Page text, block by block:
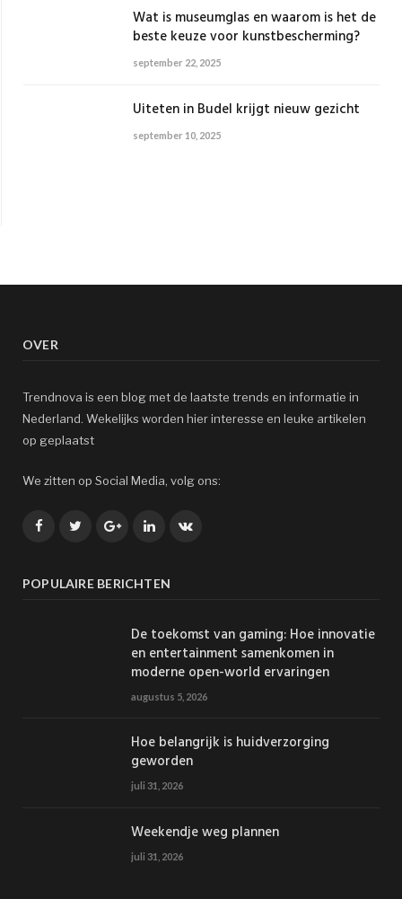
Wat is museumglas en waarom is het de
beste keuze voor kunstbescherming?
september 22, 2025
Uiteten in Budel krijgt nieuw gezicht
september 10, 2025
OVER
Trendnova is een blog met de laatste trends en informatie in
Nederland. Wekelijks worden hier interesse en leuke artikelen
op geplaatst
We zitten op Social Media, volg ons:
FacebookTwitterGoogle+LinkedInVK
POPULAIRE BERICHTEN
De toekomst van gaming: Hoe innovatie
en entertainment samenkomen in
moderne open-world ervaringen
augustus 5, 2026
Hoe belangrijk is huidverzorging
geworden
juli 31, 2026
Weekendje weg plannen
juli 31, 2026